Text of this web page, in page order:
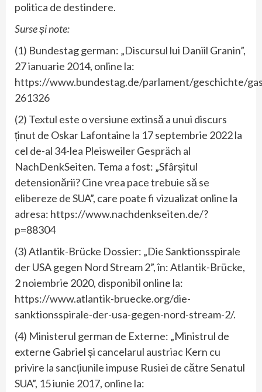
politica de destindere.
Surse și note:
(1) Bundestag german: „Discursul lui Daniil Granin”,
27 ianuarie 2014, online la:
https://www.bundestag.de/parlament/geschichte/
261326
(2) Textul este o versiune extinsă a unui discurs
ținut de Oskar Lafontaine la 17 septembrie 2022 la
cel de-al 34-lea Pleisweiler Gespräch al
NachDenkSeiten. Tema a fost: „Sfârșitul
detensionării? Cine vrea pace trebuie să se
elibereze de SUA”, care poate fi vizualizat online la
adresa: https://www.nachdenkseiten.de/?
p=88304
(3) Atlantik-Brücke Dossier: „Die Sanktionsspirale
der USA gegen Nord Stream 2”, în: Atlantik-Brücke,
2 noiembrie 2020, disponibil online la:
https://www.atlantik-bruecke.org/die-
sanktionsspirale-der-usa-gegen-nord-stream-2/.
(4) Ministerul german de Externe: „Ministrul de
externe Gabriel și cancelarul austriac Kern cu
privire la sancțiunile impuse Rusiei de către Senatul
SUA”, 15 iunie 2017, online la: